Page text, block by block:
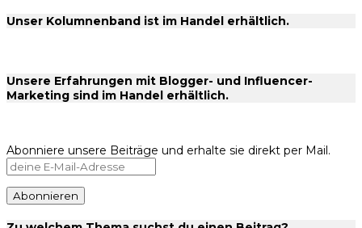
Unser Kolumnenband ist im Handel erhältlich.
Unsere Erfahrungen mit Blogger- und Influencer-
Marketing sind im Handel erhältlich.
Abonniere unsere Beiträge und erhalte sie direkt per Mail.